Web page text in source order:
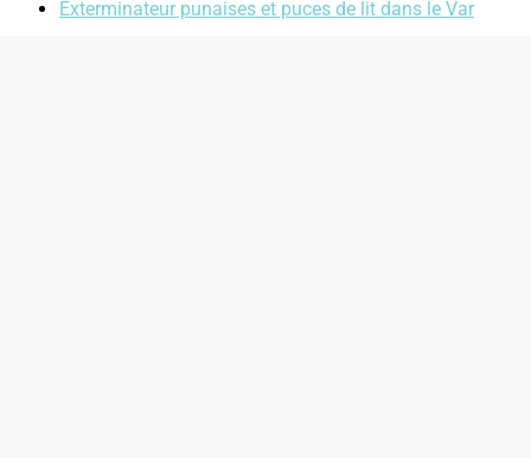
Exterminateur punaises et puces de lit dans le Var